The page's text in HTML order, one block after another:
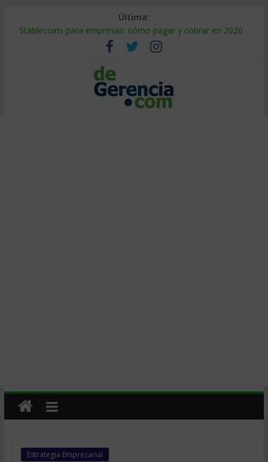
Última:
Stablecoins para empresas: cómo pagar y cobrar en 2026
Despido silencioso: qué es y por qué sale tan caro
IA en selección de personal: cómo auditarla a tiempo
Trabajo forzoso en la cadena de suministro: qué hacer
Mercado hispano de EE. UU.: cómo segmentarlo y venderle
Estrategia Empresarial